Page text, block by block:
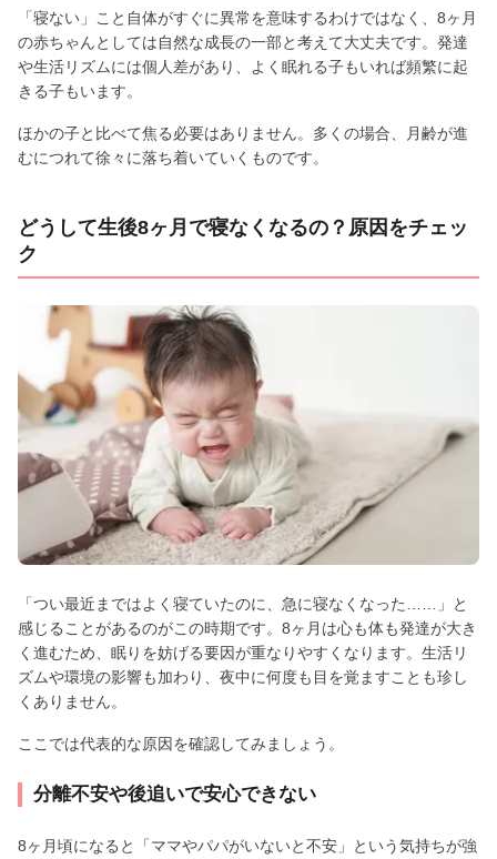
「寝ない」こと自体がすぐに異常を意味するわけではなく、8ヶ月
の赤ちゃんとしては自然な成長の一部と考えて大丈夫です。発達
や生活リズムには個人差があり、よく眠れる子もいれば頻繁に起
きる子もいます。
ほかの子と比べて焦る必要はありません。多くの場合、月齢が進
むにつれて徐々に落ち着いていくものです。
どうして生後8ヶ月で寝なくなるの？原因をチェッ
ク
「つい最近まではよく寝ていたのに、急に寝なくなった……」と
感じることがあるのがこの時期です。8ヶ月は心も体も発達が大き
く進むため、眠りを妨げる要因が重なりやすくなります。生活リ
ズムや環境の影響も加わり、夜中に何度も目を覚ますことも珍し
くありません。
ここでは代表的な原因を確認してみましょう。
分離不安や後追いで安心できない
8ヶ月頃になると「ママやパパがいないと不安」という気持ちが強